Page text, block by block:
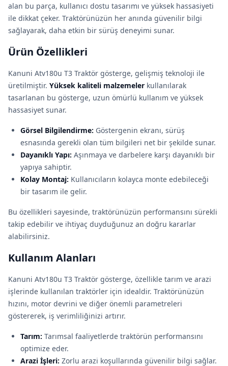
alan bu parça, kullanıcı dostu tasarımı ve yüksek hassasiyeti
ile dikkat çeker. Traktörünüzün her anında güvenilir bilgi
sağlayarak, daha etkin bir sürüş deneyimi sunar.
Ürün Özellikleri
Kanuni Atv180u T3 Traktör gösterge, gelişmiş teknoloji ile
üretilmiştir. Yüksek kaliteli malzemeler kullanılarak
tasarlanan bu gösterge, uzun ömürlü kullanım ve yüksek
hassasiyet sunar.
Görsel Bilgilendirme: Göstergenin ekranı, sürüş
esnasında gerekli olan tüm bilgileri net bir şekilde sunar.
Dayanıklı Yapı: Aşınmaya ve darbelere karşı dayanıklı bir
yapıya sahiptir.
Kolay Montaj: Kullanıcıların kolayca monte edebileceği
bir tasarım ile gelir.
Bu özellikleri sayesinde, traktörünüzün performansını sürekli
takip edebilir ve ihtiyaç duyduğunuz an doğru kararlar
alabilirsiniz.
Kullanım Alanları
Kanuni Atv180u T3 Traktör gösterge, özellikle tarım ve arazi
işlerinde kullanılan traktörler için idealdir. Traktörünüzün
hızını, motor devrini ve diğer önemli parametreleri
göstererek, iş verimliliğinizi artırır.
Tarım: Tarımsal faaliyetlerde traktörün performansını
optimize eder.
Arazi İşleri: Zorlu arazi koşullarında güvenilir bilgi sağlar.